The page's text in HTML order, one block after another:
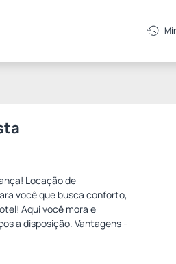
Locação de
você que busca conforto,
Aqui você mora e
a disposição. Vantagens -